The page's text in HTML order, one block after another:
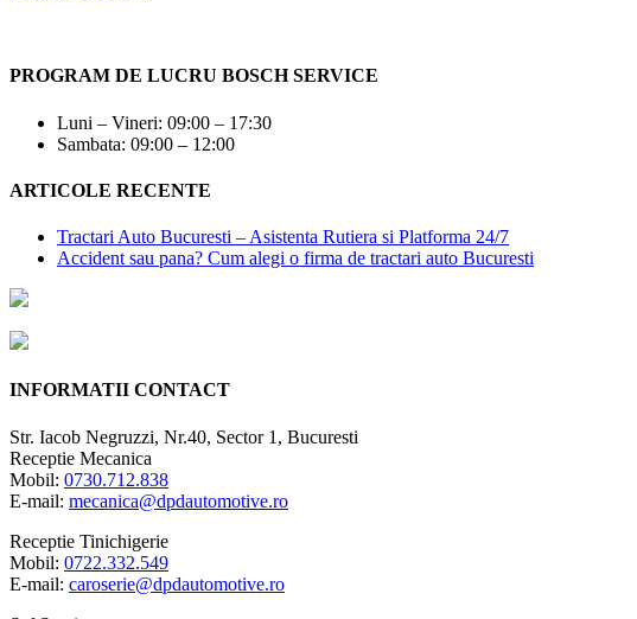
PROGRAM DE LUCRU BOSCH SERVICE
Luni – Vineri: 09:00 – 17:30
Sambata: 09:00 – 12:00
ARTICOLE RECENTE
Tractari Auto Bucuresti – Asistenta Rutiera si Platforma 24/7
Accident sau pana? Cum alegi o firma de tractari auto Bucuresti
INFORMATII CONTACT
Str. Iacob Negruzzi, Nr.40, Sector 1, Bucuresti
Receptie Mecanica
Mobil: 0730.712.838
E-mail: mecanica@dpdautomotive.ro
Receptie Tinichigerie
Mobil: 0722.332.549
E-mail: caroserie@dpdautomotive.ro